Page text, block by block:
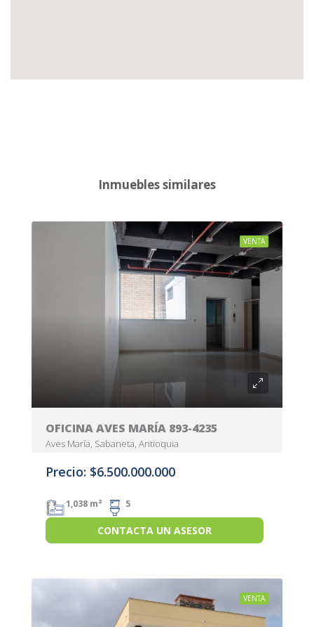
Inmuebles similares
VENTA
OFICINA AVES MARÍA 893-4235
Aves María, Sabaneta, Antioquia
Precio: $6.500.000.000
1,038 m² 5
CONTACTA UN ASESOR
VENTA